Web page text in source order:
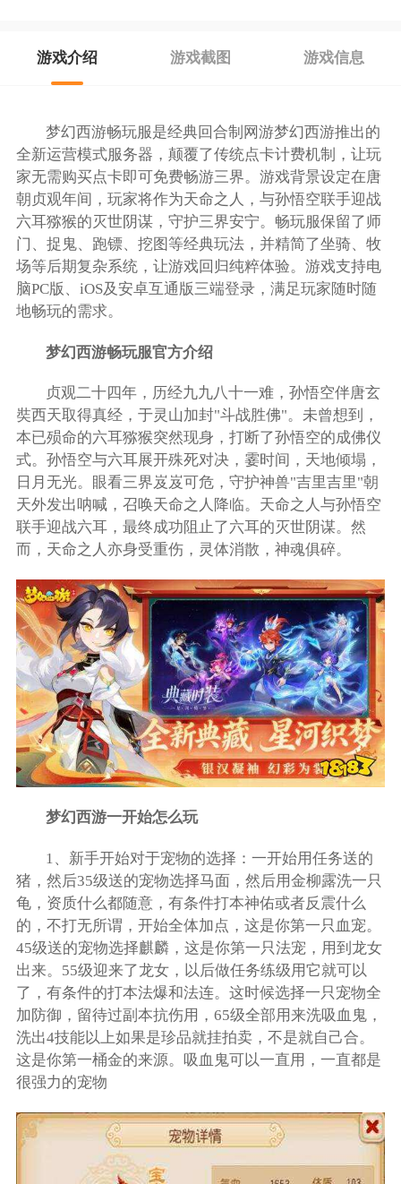
游戏介绍 游戏截图 游戏信息
梦幻西游畅玩服是经典回合制网游梦幻西游推出的
全新运营模式服务器，颠覆了传统点卡计费机制，让玩
家无需购买点卡即可免费畅游三界。游戏背景设定在唐
朝贞观年间，玩家将作为天命之人，与孙悟空联手迎战
六耳猕猴的灭世阴谋，守护三界安宁。畅玩服保留了师
门、捉鬼、跑镖、挖图等经典玩法，并精简了坐骑、牧
场等后期复杂系统，让游戏回归纯粹体验。游戏支持电
脑PC版、iOS及安卓互通版三端登录，满足玩家随时随
地畅玩的需求。
梦幻西游畅玩服官方介绍
贞观二十四年，历经九九八十一难，孙悟空伴唐玄
奘西天取得真经，于灵山加封"斗战胜佛"。未曾想到，
本已殒命的六耳猕猴突然现身，打断了孙悟空的成佛仪
式。孙悟空与六耳展开殊死对决，霎时间，天地倾塌，
日月无光。眼看三界岌岌可危，守护神兽"吉里吉里"朝
天外发出呐喊，召唤天命之人降临。天命之人与孙悟空
联手迎战六耳，最终成功阻止了六耳的灭世阴谋。然
而，天命之人亦身受重伤，灵体消散，神魂俱碎。
梦幻西游一开始怎么玩
1、新手开始对于宠物的选择：一开始用任务送的
猪，然后35级送的宠物选择马面，然后用金柳露洗一只
龟，资质什么都随意，有条件打本神佑或者反震什么
的，不打无所谓，开始全体加点，这是你第一只血宠。
45级送的宠物选择麒麟，这是你第一只法宠，用到龙女
出来。55级迎来了龙女，以后做任务练级用它就可以
了，有条件的打本法爆和法连。这时候选择一只宠物全
加防御，留待过副本抗伤用，65级全部用来洗吸血鬼，
洗出4技能以上如果是珍品就挂拍卖，不是就自己合。
这是你第一桶金的来源。吸血鬼可以一直用，一直都是
很强力的宠物